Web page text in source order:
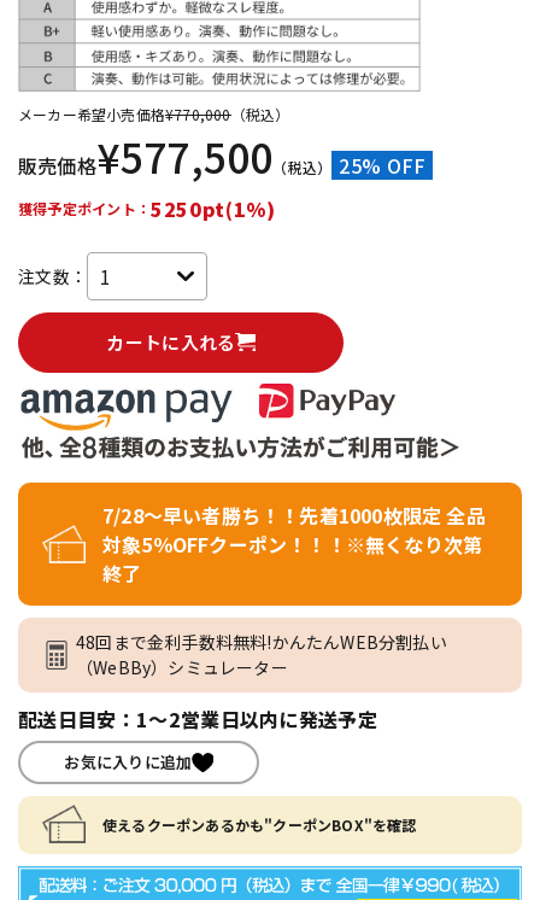
メーカー希望小売価格¥770,000（税込）
販売価格¥577,500 （税込） 25% OFF
獲得予定ポイント： 5250pt(1%)
注文数：
カートに入れる
7/28～早い者勝ち！！先着1000枚限定 全品
対象5％OFFクーポン！！！※無くなり次第
終了
48回まで金利手数料無料!かんたんWEB分割払い
（WeBBy）シミュレーター
配送日目安：1～2営業日以内に発送予定
お気に入りに追加
使えるクーポンあるかも"クーポンBOX"を確認